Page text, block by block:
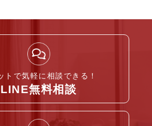
トで気軽に相談できる！
LINE無料相談